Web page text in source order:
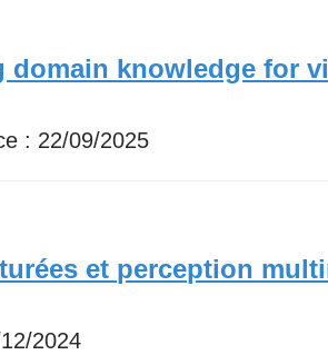
knowledge for
: 22/09/2025
et perception
2024